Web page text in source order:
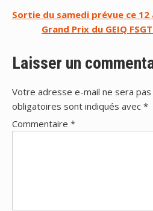
Navigation
l’article
Sortie du samedi prévue ce 12
Grand Prix du GEIQ
Laisser un
Votre adresse e-mail ne sera pas
obligatoires sont indiqués avec *
Commentaire *